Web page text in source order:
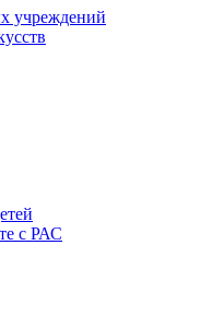
учреждений
с РАС